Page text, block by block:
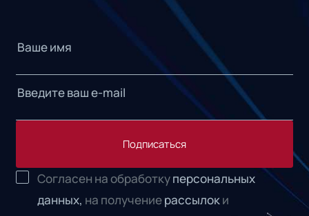
Подписаться
Согласен на обработкуперсональных
данных, на получениерассылоки